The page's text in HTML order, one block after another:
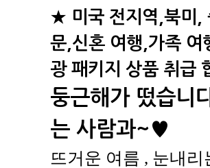
★ 미국 전지역,북미,
문,신혼 여행,가족 여
광 패키지 상품 취급
둥근해가 떴습니
는 사람과~♥
뜨거운 여름 , 눈내리